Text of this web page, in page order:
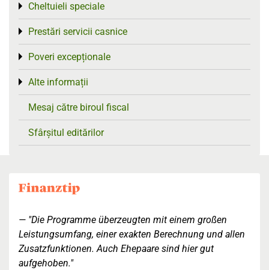
Cheltuieli speciale
Toggle menu
Prestări servicii casnice
Toggle menu
Poveri excepționale
Toggle menu
Alte informații
Toggle menu
Mesaj către biroul fiscal
Sfârșitul editărilor
"Die Programme überzeugten mit einem großen
Leistungsumfang, einer exakten Berechnung und allen
Zusatzfunktionen. Auch Ehepaare sind hier gut
aufgehoben."